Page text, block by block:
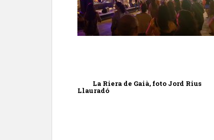
La Riera de Gaià, foto Jord Rius
Llauradó